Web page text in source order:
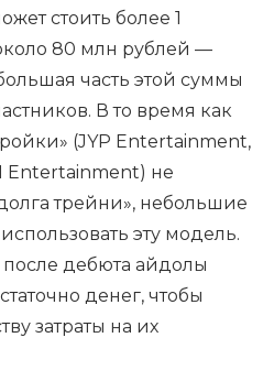
стоить более 1
80 млн рублей —
часть этой суммы
В то время как
(JYP Entertainment,
Entertainment) не
трейни», небольшие
эту модель.
после дебюта айдолы
денег, чтобы
затраты на их